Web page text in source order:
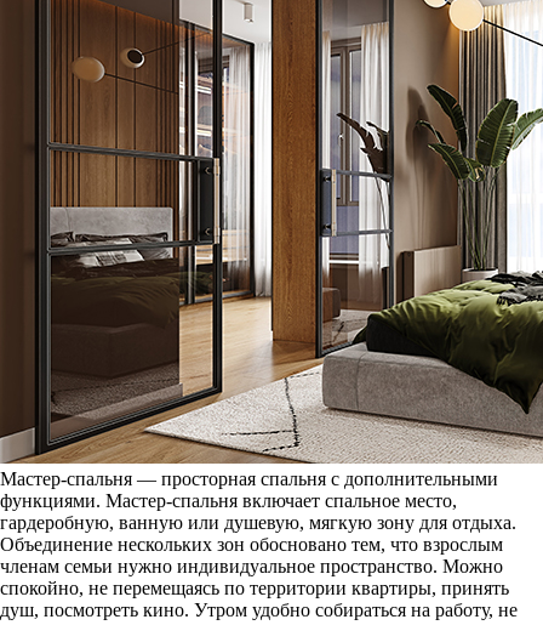
Мастер-спальня — просторная спальня с дополнительными
функциями. Мастер-спальня включает спальное место,
гардеробную, ванную или душевую, мягкую зону для отдыха.
Объединение нескольких зон обосновано тем, что взрослым
членам семьи нужно индивидуальное пространство. Можно
спокойно, не перемещаясь по территории квартиры, принять
душ, посмотреть кино. Утром удобно собираться на работу, не